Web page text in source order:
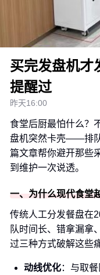
买完发盘机才
提醒过
昨天16:00
食堂后厨最怕什么？
盘机突然卡壳——排
篇文章帮你避开那些
到维护一次说透。
一、为什么现代食堂
传统人工分发餐盘在
队时间长、错拿漏拿
过三种方式破解这些
动线优化：与取